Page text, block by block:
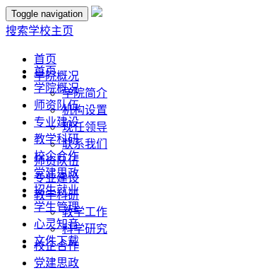
Toggle navigation
搜索学校主页
首页
学院概况
学院简介
机构设置
现任领导
联系我们
师资队伍
专业建设
教学科研
教学工作
科学研究
校企合作
党建思政
首页
学院概况
师资队伍
专业建设
教学科研
校企合作
党建思政
招生就业
学生管理
心灵知音
文件下载